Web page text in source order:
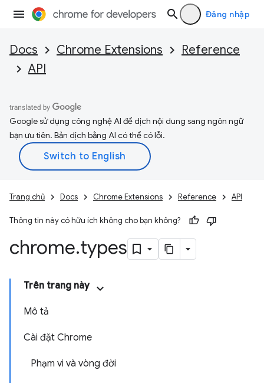
Đăng nhập
Docs Chrome Extensions
Reference
API
Google sử dụng công nghệ AI để dịch nội dung sang ngôn ngữ
bạn ưu tiên. Bản dịch bằng AI có thể có lỗi.
Trang chủ Docs Chrome Extensions Reference API
Thông tin này có hữu ích không cho bạn không?
chrome.types
Trên trang này
Mô tả
Cài đặt Chrome
Phạm vi và vòng đời